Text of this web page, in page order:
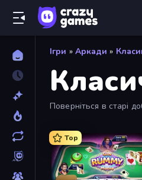
Ігри » Аркади »
Поверніться в старі
Top